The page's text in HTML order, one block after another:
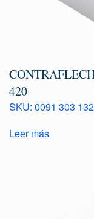
420
SKU: 0091 303 132
Leer más